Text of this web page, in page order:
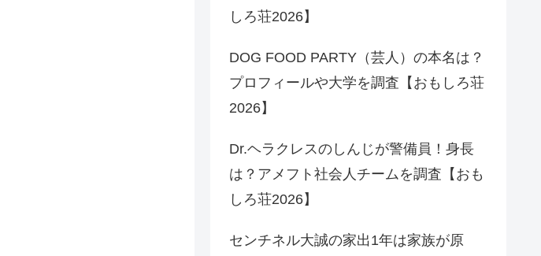
しろ荘2026】
DOG FOOD PARTY（芸人）の本名は？
プロフィールや大学を調査【おもしろ荘
2026】
Dr.ヘラクレスのしんじが警備員！身長
は？アメフト社会人チームを調査【おも
しろ荘2026】
センチネル大誠の家出1年は家族が原